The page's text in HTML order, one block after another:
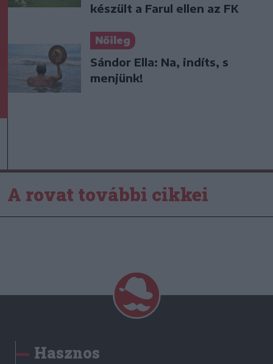
készült a Farul ellen az FK
Nőileg
Sándor Ella: Na, indíts, s
menjünk!
A rovat további cikkei
Hasznos